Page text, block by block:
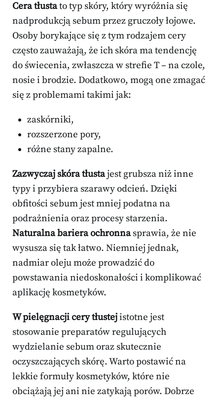
Cera tłustato typ skóry, który wyróżnia się
nadprodukcją sebum przez gruczoły łojowe.
Osoby borykające się z tym rodzajem cery
często zauważają, że ich skóra ma tendencję
do świecenia, zwłaszcza w strefie T – na czole,
nosie i brodzie. Dodatkowo, mogą one zmagać
się z problemami takimi jak:
zaskórniki,
rozszerzone pory,
różne stany zapalne.
Zazwyczaj skóra tłustajest grubsza niż inne
typy i przybiera szarawy odcień. Dzięki
obfitości sebum jest mniej podatna na
podrażnienia oraz procesy starzenia.
Naturalna bariera ochronnasprawia, że nie
wysusza się tak łatwo. Niemniej jednak,
nadmiar oleju może prowadzić do
powstawania niedoskonałości i komplikować
aplikację kosmetyków.
W pielęgnacji cery tłustejistotne jest
stosowanie preparatów regulujących
wydzielanie sebum oraz skutecznie
oczyszczających skórę. Warto postawić na
lekkie formuły kosmetyków, które nie
obciążają jej ani nie zatykają porów. Dobrze